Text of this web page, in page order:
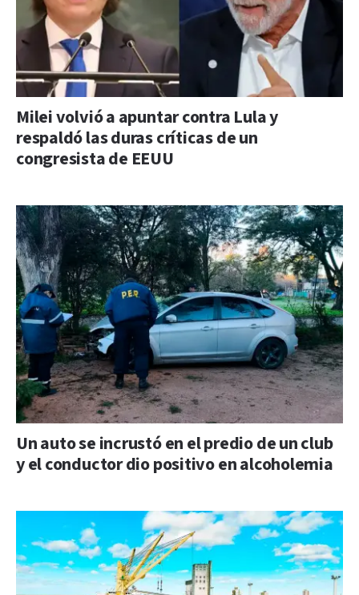
Milei volvió a apuntar contra Lula y
respaldó las duras críticas de un
congresista de EEUU
Un auto se incrustó en el predio de un club
y el conductor dio positivo en alcoholemia